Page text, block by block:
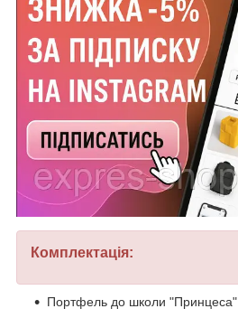
Комплектація:
Портфель до школи "Принцеса"